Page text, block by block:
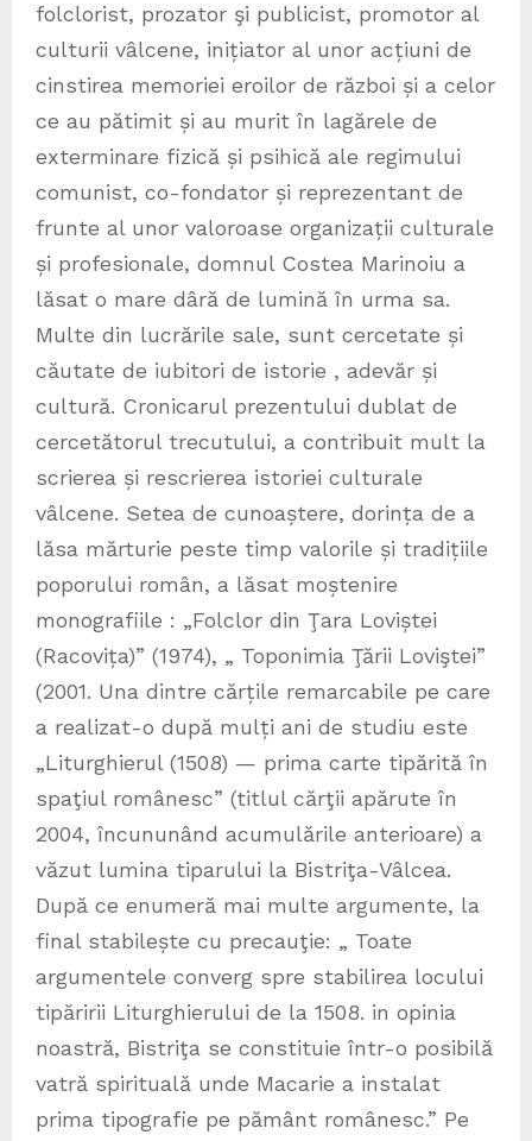
folclorist, prozator şi publicist, promotor al
culturii vâlcene, inițiator al unor acțiuni de
cinstirea memoriei eroilor de război și a celor
ce au pătimit și au murit în lagărele de
exterminare fizică și psihică ale regimului
comunist, co-fondator și reprezentant de
frunte al unor valoroase organizații culturale
și profesionale, domnul Costea Marinoiu a
lăsat o mare dâră de lumină în urma sa.
Multe din lucrările sale, sunt cercetate și
căutate de iubitori de istorie , adevăr și
cultură. Cronicarul prezentului dublat de
cercetătorul trecutului, a contribuit mult la
scrierea și rescrierea istoriei culturale
vâlcene. Setea de cunoaștere, dorința de a
lăsa mărturie peste timp valorile și tradițiile
poporului român, a lăsat moștenire
monografiile : „Folclor din Ţara Loviștei
(Racovița)” (1974), „ Toponimia Ţării Loviştei”
(2001. Una dintre cărțile remarcabile pe care
a realizat-o după mulți ani de studiu este
„Liturghierul (1508) — prima carte tipărită în
spaţiul românesc” (titlul cărţii apărute în
2004, încununând acumulările anterioare) a
văzut lumina tiparului la Bistriţa-Vâlcea.
După ce enumeră mai multe argumente, la
final stabilește cu precauţie: „ Toate
argumentele converg spre stabilirea locului
tipăririi Liturghierului de la 1508. in opinia
noastră, Bistriţa se constituie într-o posibilă
vatră spirituală unde Macarie a instalat
prima tipografie pe pământ românesc.” Pe